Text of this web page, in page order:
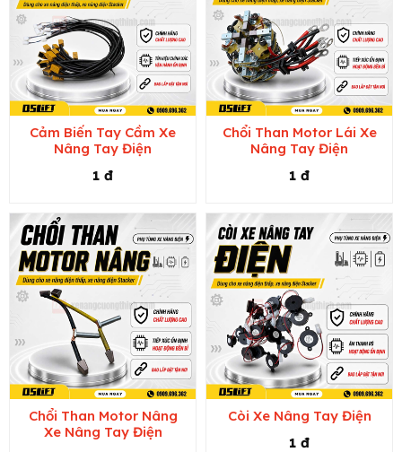
Cảm Biến Tay Cầm Xe
Nâng Tay Điện
1 đ
Chổi Than Motor Lái Xe
Nâng Tay Điện
1 đ
Chổi Than Motor Nâng
Xe Nâng Tay Điện
Còi Xe Nâng Tay Điện
1 đ